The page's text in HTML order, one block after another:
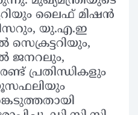
ലൈഫ് മിഷന്‍
യു.എ.ഇ
പ്രതിന്ധികളും